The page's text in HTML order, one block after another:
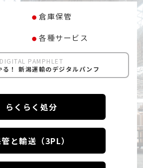
倉庫保管
各種サービス
DIGITAL PAMPHLET
る！ 新潟運輸のデジタルパンフ
らくらく処分
と輸送（3PL）